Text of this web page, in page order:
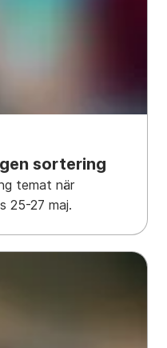
sortering
temat när
25-27 maj.